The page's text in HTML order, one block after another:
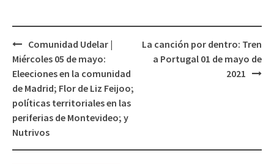
Navegación
de
entradas
Comunidad Udelar |
Miércoles 05 de mayo:
Eleeciones en la comunidad
de Madrid; Flor de Liz Feijoo;
políticas territoriales en las
periferias de Montevideo; y
Nutrivos
La canción por dentro: Tren
a Portugal 01 de mayo de
2021